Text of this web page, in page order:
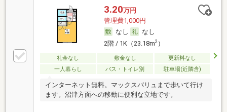
3.20万円
管理費1,000円
なし
なし
2階 / 1K（23.18m2）
礼金なし 敷金なし
更新料なし
一人暮らし
バス・トイレ別 駐車場(近隣含)
インターネット無料。マックスバリュまで歩いて行け
ます。沼津方面への移動に便利な立地です。